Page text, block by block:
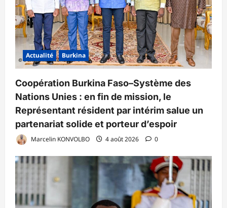
Actualité Burkina
Coopération Burkina Faso–Système des
Nations Unies : en fin de mission, le
Représentant résident par intérim salue un
partenariat solide et porteur d’espoir
Marcelin KONVOLBO 4 août 2026 0